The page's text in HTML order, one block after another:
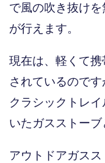
で風の吹き抜け
が行えます。
現在は、軽くて
されているので
クラシックトレ
いたガスストーブ
アウトドアガス